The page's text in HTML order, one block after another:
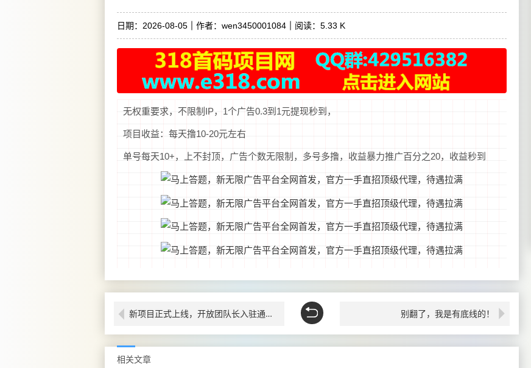
日期：2026-08-05 作者：wen3450001084 阅读：5.33 K
无权重要求，不限制IP，1个广告0.3到1元提现秒到，
项目收益：每天撸10-20元左右
单号每天10+，上不封顶，广告个数无限制，多号多撸，收益暴力推广百分之20，收益秒到
新项目正式上线，开放团队长入驻通道，首批扶持政策全面释放 别翻了，我是有底线的！
相关文章